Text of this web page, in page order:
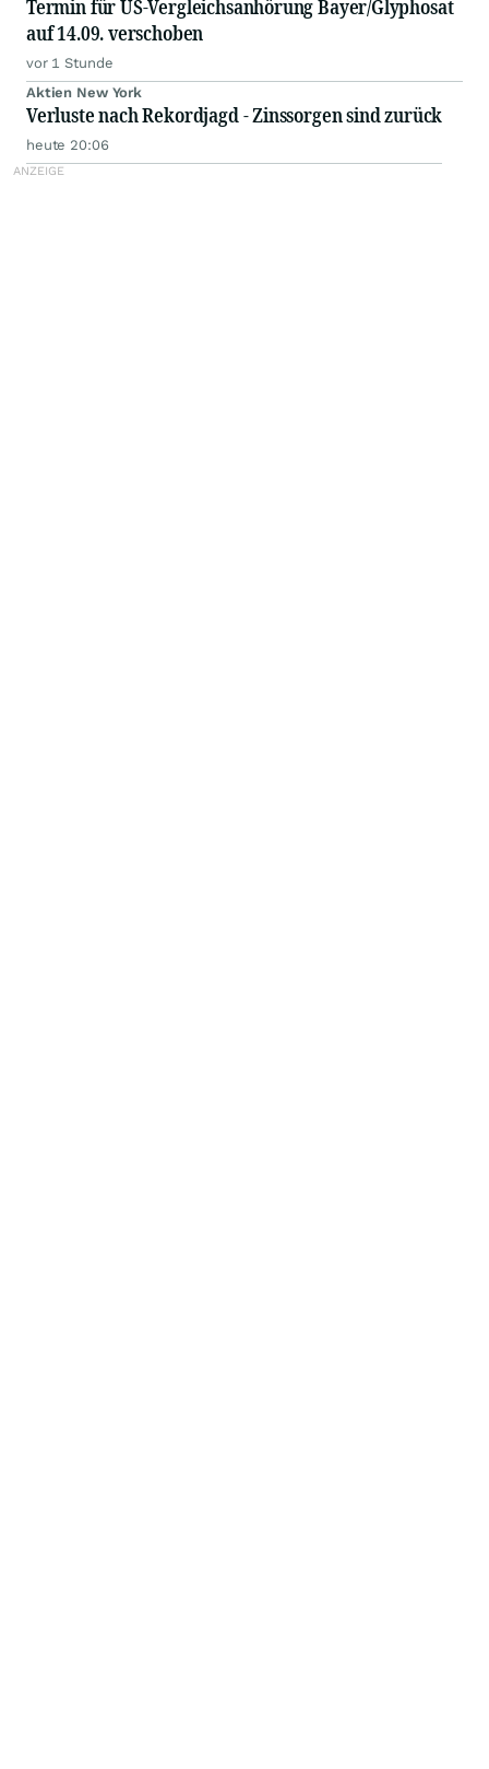
Termin für US-Vergleichsanhörung Bayer/Glyphosat
auf 14.09. verschoben
vor 1 Stunde
Aktien New York
Verluste nach Rekordjagd - Zinssorgen sind zurück
heute 20:06